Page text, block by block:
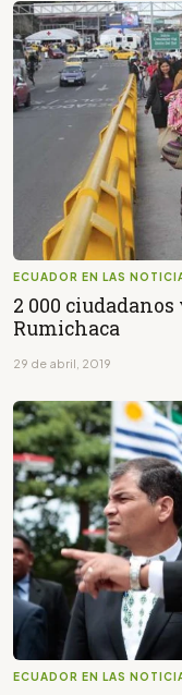
ECUADOR EN LAS
2 000
Rumichaca
29 de abril, 2019
ECUADOR EN LAS